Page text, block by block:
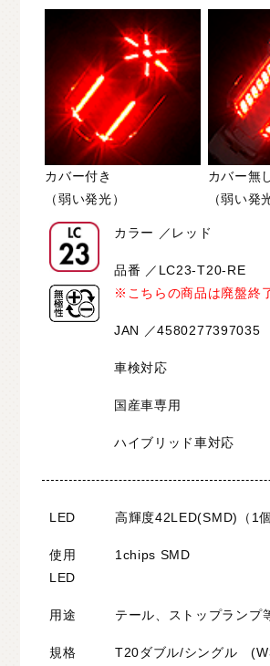
カバー付き
（弱い発光）
カバー無
（弱い発
カラー ／レッド
品番 ／LC23-T20-RE
※こちらの商品は廃盤終
JAN ／4580277397035
車検対応
国産車専用
ハイブリッド車対応
LED 高輝度42LED(SMD)（1個
使用
LED
1chips SMD
用途 テール、ストップランプ
規格
T20ダブル/シングル